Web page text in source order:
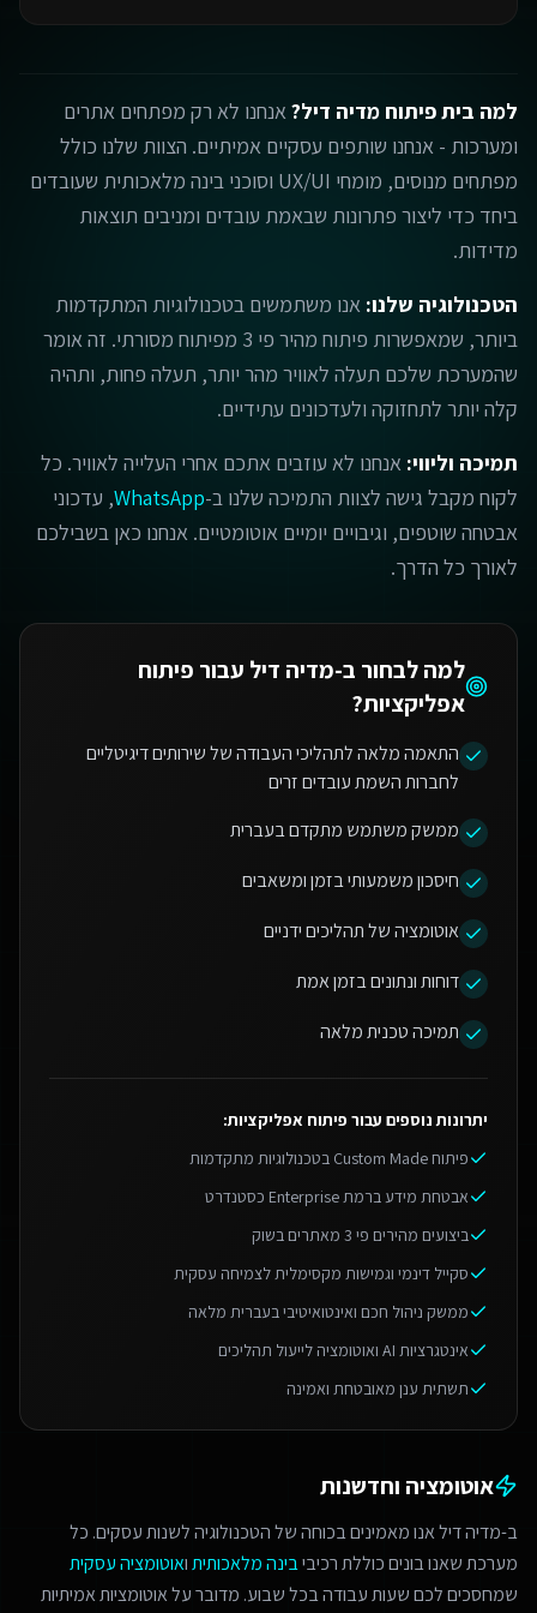
למה בית פיתוח מדיה דיל? אנחנו לא רק מפתחים אתרים
ומערכות - אנחנו שותפים עסקיים אמיתיים. הצוות שלנו כולל
מפתחים מנוסים, מומחי UX/UI וסוכני בינה מלאכותית שעובדים
ביחד כדי ליצור פתרונות שבאמת עובדים ומניבים תוצאות
מדידות.
הטכנולוגיה שלנו: אנו משתמשים בטכנולוגיות המתקדמות
ביותר, שמאפשרות פיתוח מהיר פי 3 מפיתוח מסורתי. זה אומר
שהמערכת שלכם תעלה לאוויר מהר יותר, תעלה פחות, ותהיה
קלה יותר לתחזוקה ולעדכונים עתידיים.
תמיכה וליווי: אנחנו לא עוזבים אתכם אחרי העלייה לאוויר. כל
לקוח מקבל גישה לצוות התמיכה שלנו ב-WhatsApp, עדכוני
אבטחה שוטפים, וגיבויים יומיים אוטומטיים. אנחנו כאן בשבילכם
לאורך כל הדרך.
למה לבחור ב-מדיה דיל עבור פיתוח
אפליקציות?
התאמה מלאה לתהליכי העבודה של שירותים דיגיטליים
לחברות השמת עובדים זרים
ממשק משתמש מתקדם בעברית
חיסכון משמעותי בזמן ומשאבים
אוטומציה של תהליכים ידניים
דוחות ונתונים בזמן אמת
תמיכה טכנית מלאה
יתרונות נוספים עבור פיתוח אפליקציות:
פיתוח Custom Made בטכנולוגיות מתקדמות
אבטחת מידע ברמת Enterprise כסטנדרט
ביצועים מהירים פי 3 מאתרים בשוק
סקייל דינמי וגמישות מקסימלית לצמיחה עסקית
ממשק ניהול חכם ואינטואיטיבי בעברית מלאה
אינטגרציות AI ואוטומציה לייעול תהליכים
תשתית ענן מאובטחת ואמינה
אוטומציה וחדשנות
ב-מדיה דיל אנו מאמינים בכוחה של הטכנולוגיה לשנות עסקים. כל
מערכת שאנו בונים כוללת רכיביבינה מלאכותיתואוטומציה עסקית
שמחסכים לכם שעות עבודה בכל שבוע. מדובר על אוטומציות אמיתיות